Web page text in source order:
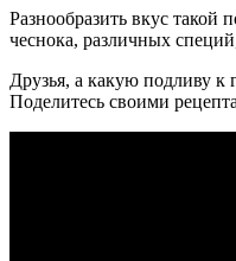
Разнообразить вкус
чеснока, различных
Друзья, а какую подливу к
Поделитесь своими